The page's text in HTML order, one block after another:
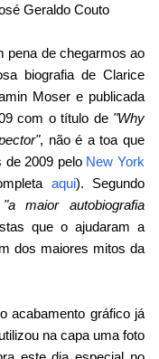
Geraldo Couto
pena de chegarmos ao
biografia de Clarice
Moser e publicada
com o título de "Why
, não é a toa que
de 2009 pelo New York
aqui). Segundo
"a maior autobiografia
que o ajudaram a
dos maiores mitos da
acabamento gráfico já
na capa uma foto